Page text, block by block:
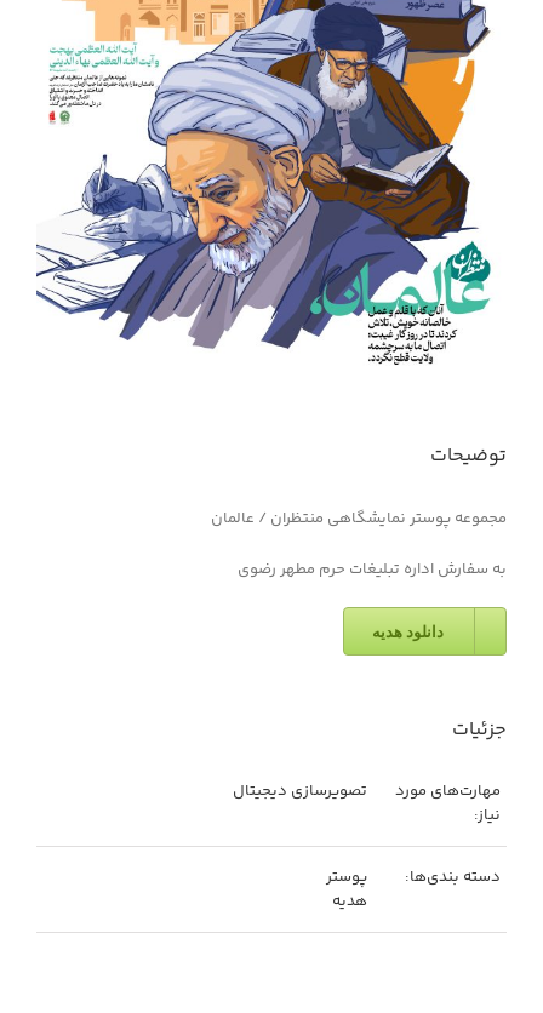
توضیحات
مجموعه پوستر نمایشگاهی منتظران / عالمان
به سفارش اداره تبلیغات حرم مطهر رضوی
دانلود هدیه
جزئیات
مهارت‌های مورد
نیاز:
تصویرسازی دیجیتال
دسته بندی‌ها:
پوستر
هدیه